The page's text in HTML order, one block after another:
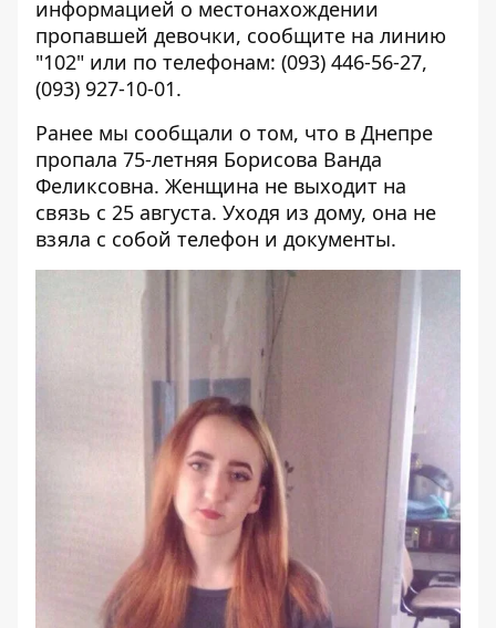
информацией о местонахождении
пропавшей девочки, сообщите на линию
"102" или по телефонам: (093) 446-56-27,
(093) 927-10-01.
Ранее мы сообщали о том, что в Днепре
пропала 75-летняя Борисова Ванда
Феликсовна. Женщина не выходит на
связь с 25 августа. Уходя из дому, она не
взяла с собой телефон и документы.